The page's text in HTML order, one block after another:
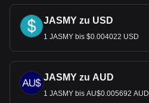
JASMY zu USD
1 JASMY bis $0.004022 USD
JASMY zu AUD
1 JASMY bis AU$0.005692 AUD